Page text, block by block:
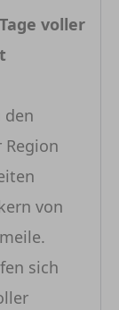
voller
den
von
sich